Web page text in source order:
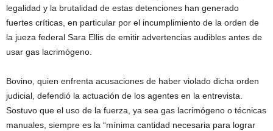
legalidad y la brutalidad de estas detenciones han generado
fuertes críticas, en particular por el incumplimiento de la orden de
la jueza federal Sara Ellis de emitir advertencias audibles antes de
usar gas lacrimógeno.
Bovino, quien enfrenta acusaciones de haber violado dicha orden
judicial, defendió la actuación de los agentes en la entrevista.
Sostuvo que el uso de la fuerza, ya sea gas lacrimógeno o técnicas
manuales, siempre es la “mínima cantidad necesaria para lograr